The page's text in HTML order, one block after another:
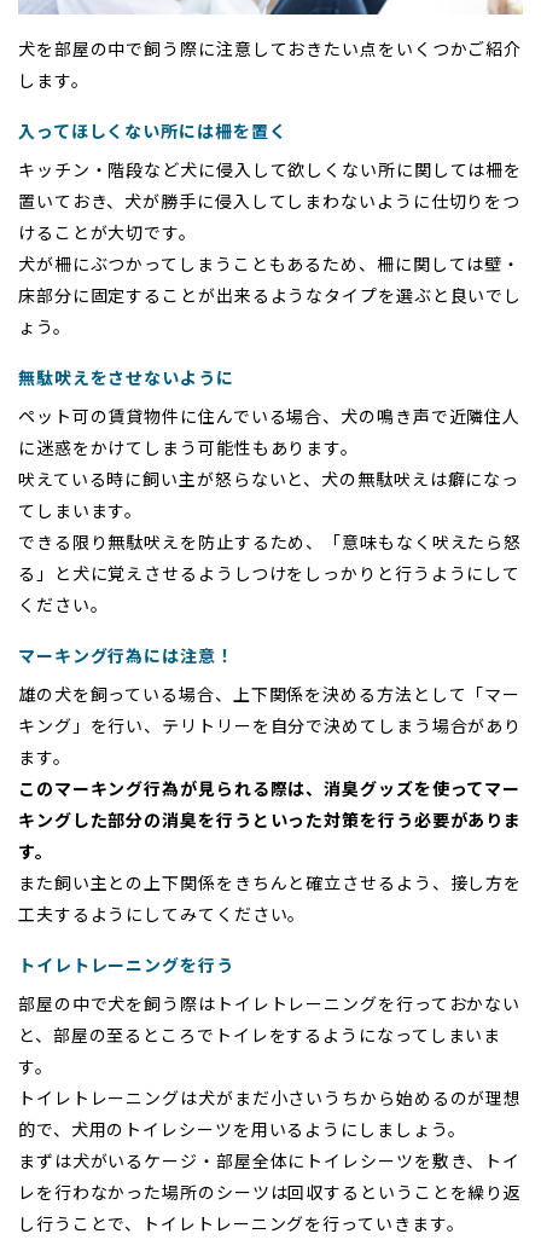
犬を部屋の中で飼う際に注意しておきたい点をいくつかご紹介
します。
入ってほしくない所には柵を置く
キッチン・階段など犬に侵入して欲しくない所に関しては柵を
置いておき、犬が勝手に侵入してしまわないように仕切りをつ
けることが大切です。
犬が柵にぶつかってしまうこともあるため、柵に関しては壁・
床部分に固定することが出来るようなタイプを選ぶと良いでし
ょう。
無駄吠えをさせないように
ペット可の賃貸物件に住んでいる場合、犬の鳴き声で近隣住人
に迷惑をかけてしまう可能性もあります。
吠えている時に飼い主が怒らないと、犬の無駄吠えは癖になっ
てしまいます。
できる限り無駄吠えを防止するため、「意味もなく吠えたら怒
る」と犬に覚えさせるようしつけをしっかりと行うようにして
ください。
マーキング行為には注意！
雄の犬を飼っている場合、上下関係を決める方法として「マー
キング」を行い、テリトリーを自分で決めてしまう場合があり
ます。
このマーキング行為が見られる際は、消臭グッズを使ってマー
キングした部分の消臭を行うといった対策を行う必要がありま
す。
また飼い主との上下関係をきちんと確立させるよう、接し方を
工夫するようにしてみてください。
トイレトレーニングを行う
部屋の中で犬を飼う際はトイレトレーニングを行っておかない
と、部屋の至るところでトイレをするようになってしまいま
す。
トイレトレーニングは犬がまだ小さいうちから始めるのが理想
的で、犬用のトイレシーツを用いるようにしましょう。
まずは犬がいるケージ・部屋全体にトイレシーツを敷き、トイ
レを行わなかった場所のシーツは回収するということを繰り返
し行うことで、トイレトレーニングを行っていきます。